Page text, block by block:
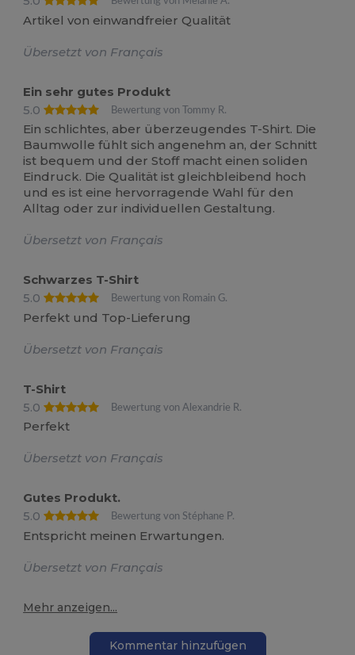
Artikel von einwandfreier Qualität
Übersetzt von Français
Ein sehr gutes Produkt
5.0
Bewertung von Tommy R.
Ein schlichtes, aber überzeugendes T-Shirt. Die
Baumwolle fühlt sich angenehm an, der Schnitt
ist bequem und der Stoff macht einen soliden
Eindruck. Die Qualität ist gleichbleibend hoch
und es ist eine hervorragende Wahl für den
Alltag oder zur individuellen Gestaltung.
Übersetzt von Français
Schwarzes T-Shirt
5.0
Bewertung von Romain G.
Perfekt und Top-Lieferung
Übersetzt von Français
T-Shirt
5.0
Bewertung von Alexandrie R.
Perfekt
Übersetzt von Français
Gutes Produkt.
5.0
Bewertung von Stéphane P.
Entspricht meinen Erwartungen.
Übersetzt von Français
Mehr anzeigen...
Kommentar hinzufügen